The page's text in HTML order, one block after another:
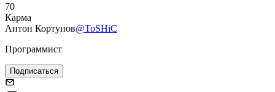
70
Карма
Антон Кортунов@ToSHiC
Программист
Подписаться